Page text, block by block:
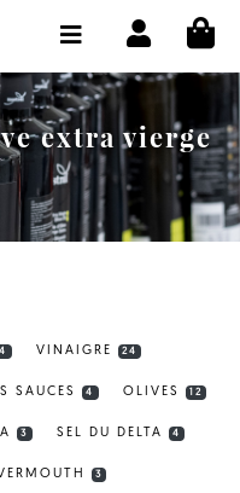
extra vierge
VINAIGRE 24
SAUCES 4 OLIVES 12
3 SEL DU DELTA 4
3
EN LIGNE
LA LANGUE: FR